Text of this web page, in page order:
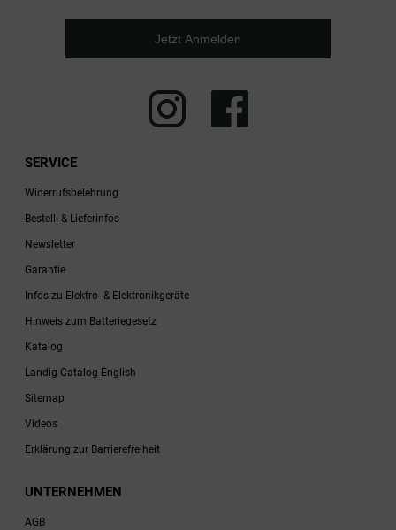
Jetzt Anmelden
SERVICE
Widerrufsbelehrung
Bestell- & Lieferinfos
Newsletter
Garantie
Infos zu Elektro- & Elektronikgeräte
Hinweis zum Batteriegesetz
Katalog
Landig Catalog English
Sitemap
Videos
Erklärung zur Barrierefreiheit
UNTERNEHMEN
AGB